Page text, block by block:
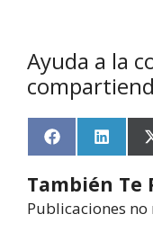
Ayuda a la
F
a
e
b
o
L
i
k
e
d
También Te
Publicaciones